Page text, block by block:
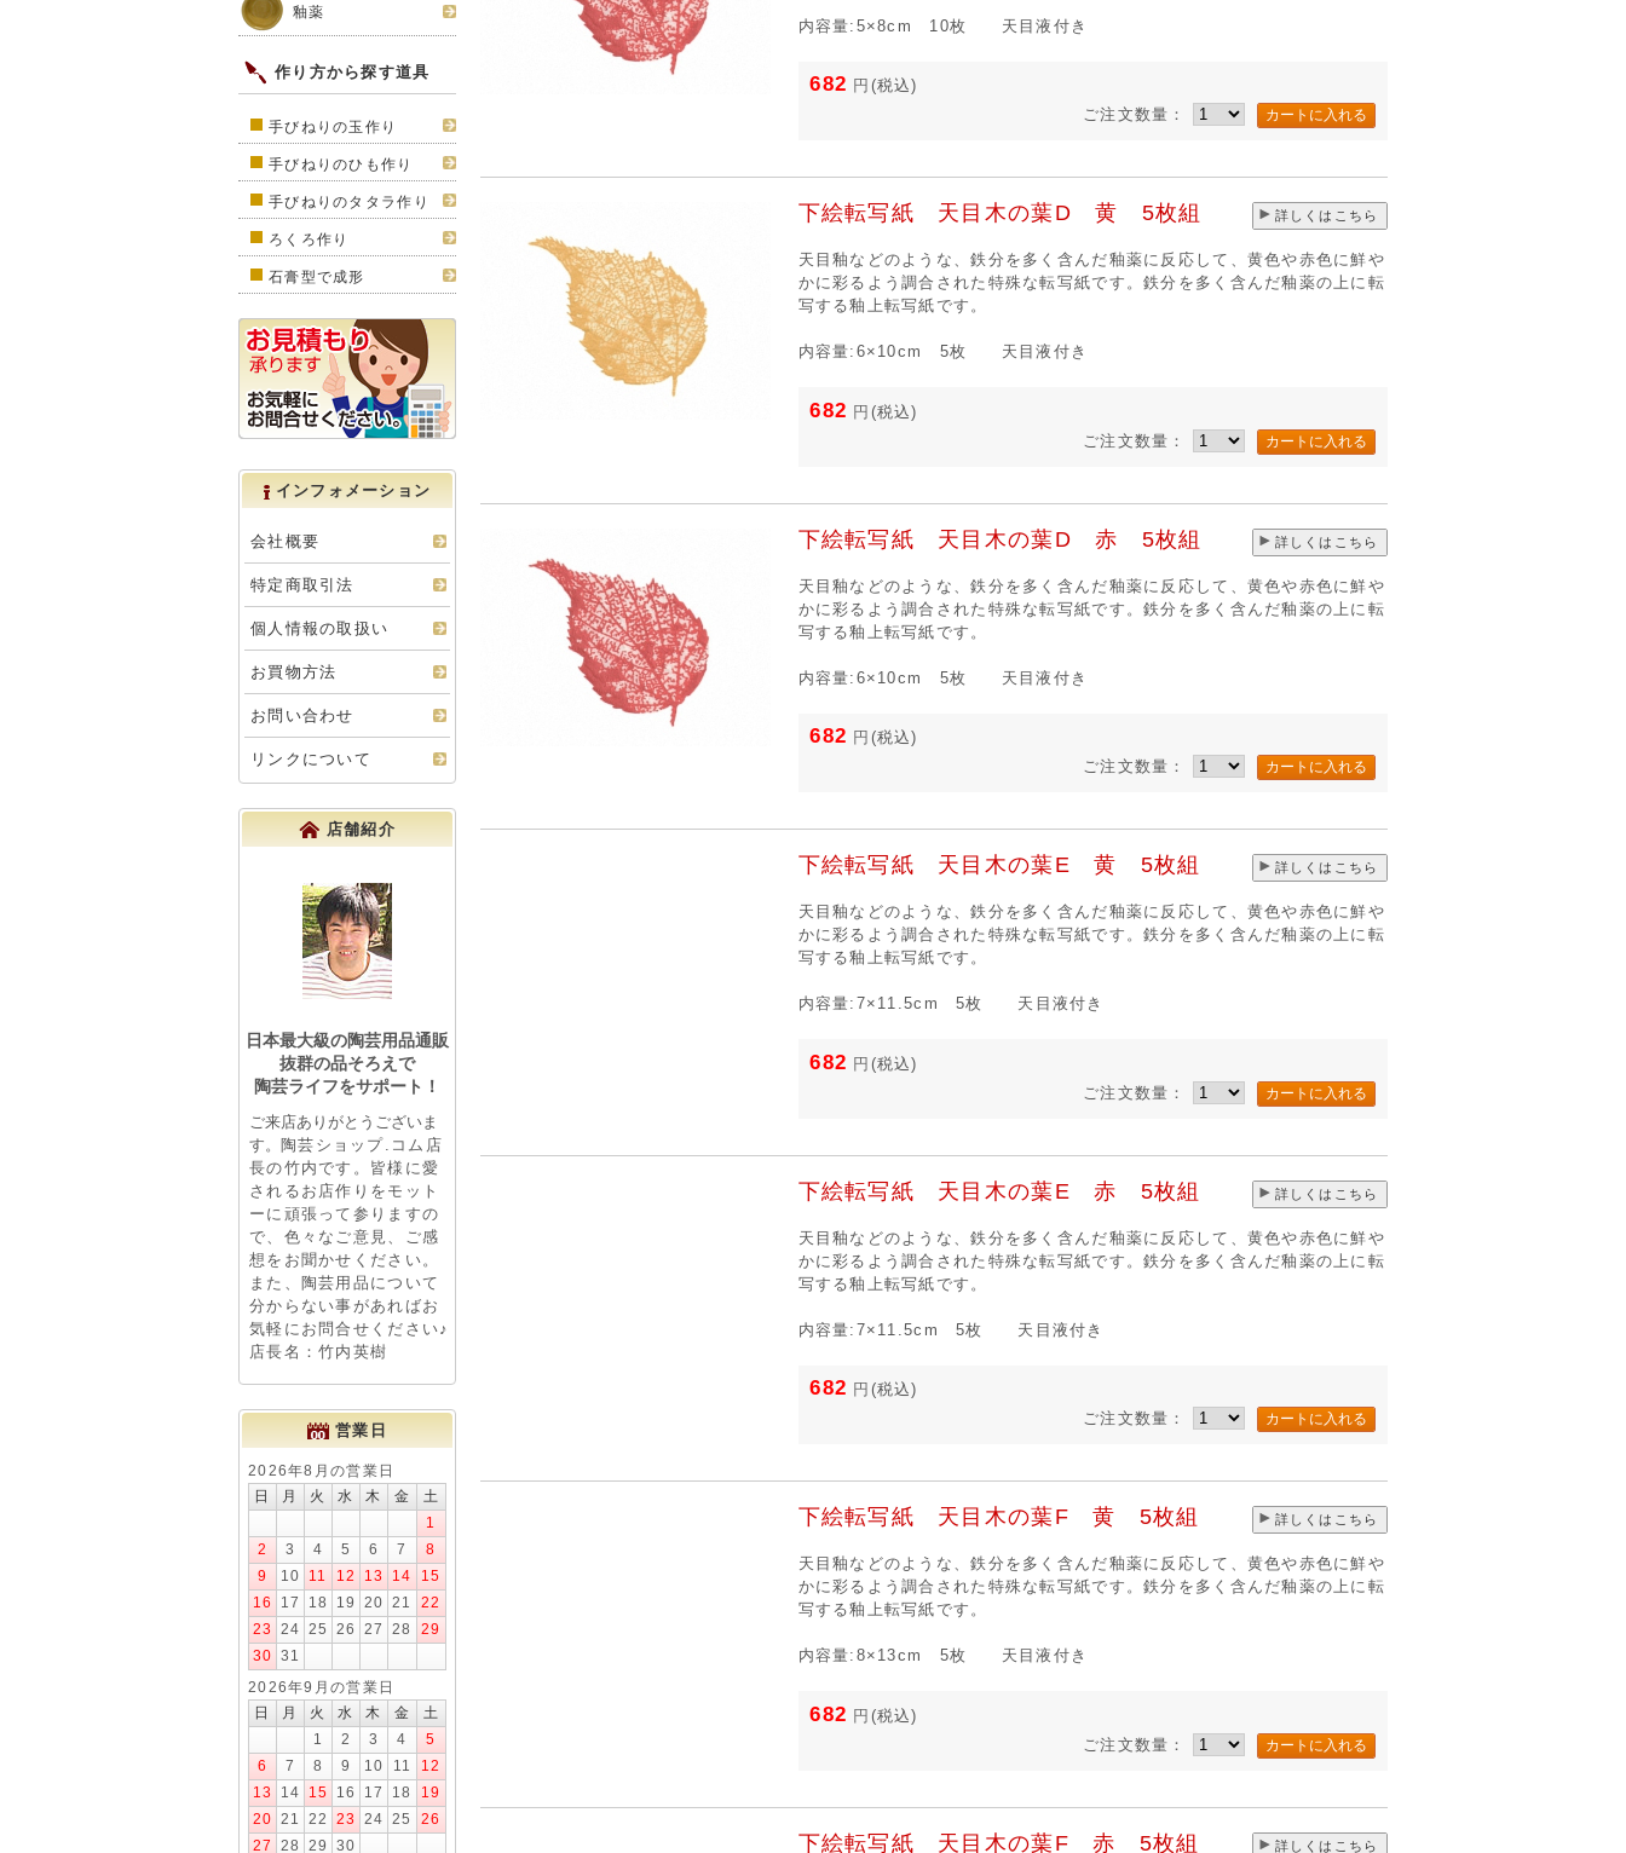
内容量:5×8cm 10枚 天目液付き
682 円 (税込)
ご注文数量：
下絵転写紙 天目木の葉D 黄 5枚組 詳しくはこちら
天目釉などのような、鉄分を多く含んだ釉薬に反応して、黄色や赤色に鮮や
かに彩るよう調合された特殊な転写紙です。鉄分を多く含んだ釉薬の上に転
写する釉上転写紙です。
内容量:6×10cm 5枚 天目液付き
682 円 (税込)
ご注文数量：
下絵転写紙 天目木の葉D 赤 5枚組 詳しくはこちら
天目釉などのような、鉄分を多く含んだ釉薬に反応して、黄色や赤色に鮮や
かに彩るよう調合された特殊な転写紙です。鉄分を多く含んだ釉薬の上に転
写する釉上転写紙です。
内容量:6×10cm 5枚 天目液付き
682 円 (税込)
ご注文数量：
下絵転写紙 天目木の葉E 黄 5枚組 詳しくはこちら
天目釉などのような、鉄分を多く含んだ釉薬に反応して、黄色や赤色に鮮や
かに彩るよう調合された特殊な転写紙です。鉄分を多く含んだ釉薬の上に転
写する釉上転写紙です。
内容量:7×11.5cm 5枚 天目液付き
682 円 (税込)
ご注文数量：
下絵転写紙 天目木の葉E 赤 5枚組 詳しくはこちら
天目釉などのような、鉄分を多く含んだ釉薬に反応して、黄色や赤色に鮮や
かに彩るよう調合された特殊な転写紙です。鉄分を多く含んだ釉薬の上に転
写する釉上転写紙です。
内容量:7×11.5cm 5枚 天目液付き
682 円 (税込)
ご注文数量：
下絵転写紙 天目木の葉F 黄 5枚組 詳しくはこちら
天目釉などのような、鉄分を多く含んだ釉薬に反応して、黄色や赤色に鮮や
かに彩るよう調合された特殊な転写紙です。鉄分を多く含んだ釉薬の上に転
写する釉上転写紙です。
内容量:8×13cm 5枚 天目液付き
682 円 (税込)
ご注文数量：
下絵転写紙 天目木の葉F 赤 5枚組 詳しくはこちら
釉薬
作り方から探す道具
手びねりの玉作り
手びねりのひも作り
手びねりのタタラ作り
ろくろ作り
石膏型で成形
インフォメーション
会社概要
特定商取引法
個人情報の取扱い
お買物方法
お問い合わせ
リンクについて
店舗紹介
日本最大級の陶芸用品通販
抜群の品そろえで
陶芸ライフをサポート！
ご来店ありがとうございま
す。 陶芸ショップ.コム店
長の竹内です。皆様に愛
されるお店作りをモット
ーに頑張って参りますの
で、色々なご意見、ご感
想をお聞かせください。
また、陶芸用品について
分からない事があればお
気軽にお問合せください♪
店長名：竹内英樹
営業日
2026年8月の営業日
日
月 火 水 木 金
土
1
2
3 4 5 6 7
8
9
10 11 12 13 14
15
16
17 18 19 20 21
22
23 24 25 26 27 28
29
30 31
2026年9月の営業日
日
月 火 水 木 金
土
1
2 3 4
5
6
7 8 9 10 11
12
13
14 15 16 17 18
19
20 21 22 23 24 25
26
27
28 29 30